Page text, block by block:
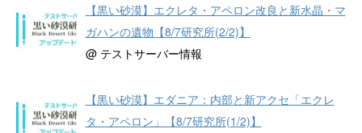
【黒い砂漠】エクレタ・アペロン改良と新水晶・マ
ガハンの遺物【8/7研究所(2/2)】
@ テストサーバー情報
【黒い砂漠】エダニア：内部と新アクセ「エクレ
タ・アペロン」【8/7研究所(1/2)】